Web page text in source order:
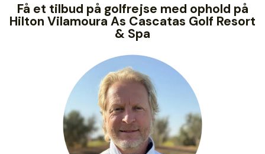
Få et tilbud på golfrejse med ophold på
Hilton Vilamoura As Cascatas Golf Resort
& Spa